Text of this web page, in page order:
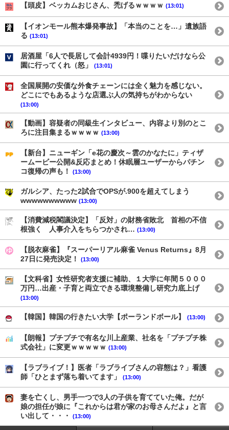
【頭皮】ベッカムおじさん、禿げるｗｗｗｗ (13:01)
【イオンモール熊本爆発事故】「本当のことを…」遺族語
る (13:01)
居酒屋「6人で長居して会計4939円！喋りたいだけなら公
園に行ってくれ（怒」
(13:01)
全国展開の安価な外食チェーンには全く魅力を感じない。
どこにでもあるような店選ぶ人の気持ちがわからない
(13:00)
【動画】容疑者の同級生インタビュー、内容より別のとこ
ろに注目集まるｗｗｗｗ (13:00)
【新台】ニューギン「e花の慶次～雲のかなたに」ティザ
ームービー公開&反応まとめ！休眠層ユーザーからパチン
コ復帰の声も！
(13:00)
ガルシア、たった2試合でOPSが.900を超えてしまう
wwwwwwwwww (13:00)
【消費減税閣議決定】「反対」の財務省敗北 首相の不信
根強く 人事介入をちらつかされ… (13:00)
【脱衣麻雀】『スーパーリアル麻雀 Venus Returns』8月
27日に発売決定！
(13:00)
【文科省】女性研究者支援に補助、１大学に年間５０００
万円…出産・子育と両立できる環境整備し研究力底上げ
(13:00)
【韓国】韓国の行きたい大学【ポーランドボール】 (13:00)
【朗報】プチプチで有名な川上産業、社名を「プチプチ株
式会社」に変更ｗｗｗｗｗ (13:00)
【ラブライブ！】医者「ラブライブさんの容態は？」看護
師「ひとまず落ち着いてます」
(13:00)
妻を亡くし、男手一つで3人の子供を育てていた俺。だが
娘の担任が娘に『これからは君が家のお母さんだよ』と言
い出して・・・
(13:00)